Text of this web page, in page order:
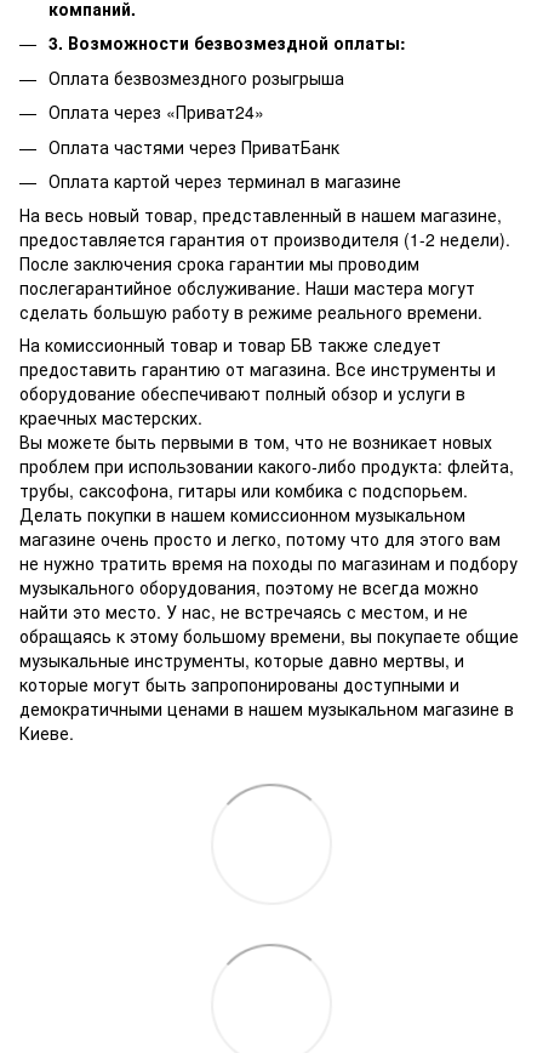
компаний.
3. Возможности безвозмездной оплаты:
Оплата безвозмездного розыгрыша
Оплата через «Приват24»
Оплата частями через ПриватБанк
Оплата картой через терминал в магазине
На весь новый товар, представленный в нашем магазине,
предоставляется гарантия от производителя (1-2 недели).
После заключения срока гарантии мы проводим
послегарантийное обслуживание. Наши мастера могут
сделать большую работу в режиме реального времени.
На комиссионный товар и товар БВ также следует
предоставить гарантию от магазина. Все инструменты и
оборудование обеспечивают полный обзор и услуги в
краечных мастерских.
Вы можете быть первыми в том, что не возникает новых
проблем при использовании какого-либо продукта: флейта,
трубы, саксофона, гитары или комбика с подспорьем.
Делать покупки в нашем комиссионном музыкальном
магазине очень просто и легко, потому что для этого вам
не нужно тратить время на походы по магазинам и подбору
музыкального оборудования, поэтому не всегда можно
найти это место. У нас, не встречаясь с местом, и не
обращаясь к этому большому времени, вы покупаете общие
музыкальные инструменты, которые давно мертвы, и
которые могут быть запропонированы доступными и
демократичными ценами в нашем музыкальном магазине в
Киеве.